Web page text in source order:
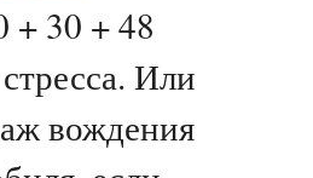
+ 30 + 48
Или
вождения